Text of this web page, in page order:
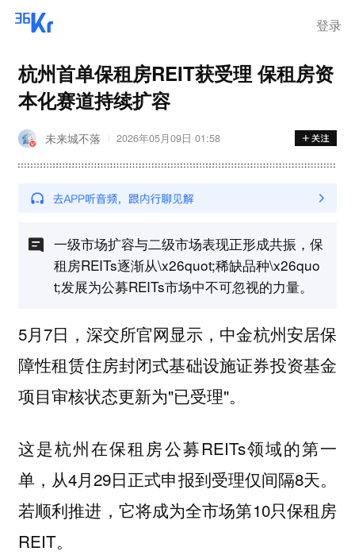
登录
杭州首单保租房REIT获受理 保租房资
本化赛道持续扩容
未来城不落 2026年05月09日 01:58
一级市场扩容与二级市场表现正形成共振，保
租房REITs逐渐从\x26quot;稀缺品种\x26quo
t;发展为公募REITs市场中不可忽视的力量。
5月7日，深交所官网显示，中金杭州安居保
障性租赁住房封闭式基础设施证券投资基金
项目审核状态更新为"已受理"。
这是杭州在保租房公募REITs领域的第一
单，从4月29日正式申报到受理仅间隔8天。
若顺利推进，它将成为全市场第10只保租房
REIT。